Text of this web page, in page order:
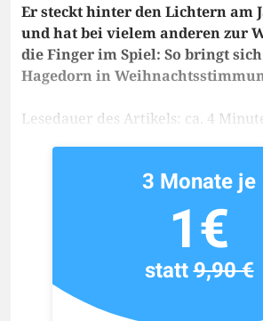
Er steckt hinter den Lichtern am
und hat bei vielem anderen zur
die Finger im Spiel: So bringt
Hagedorn in
Lesedauer des Artikels: ca. 4
3 Monate je
1€
statt9,90 €